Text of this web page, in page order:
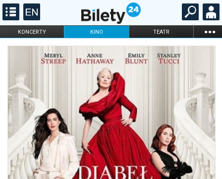
KONCERTY KINO TEATR ...
FILHARMONIA OPERA I BALET
DLA DZIECI
ONLINE KARNETY